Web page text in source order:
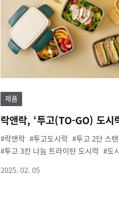
제품
락앤락, ‘투고(TO-GO) 도시
락앤락 투고도시락
투고 2단 스
투고 3칸 나눔 트라이탄 도시락
도
2025. 02. 05